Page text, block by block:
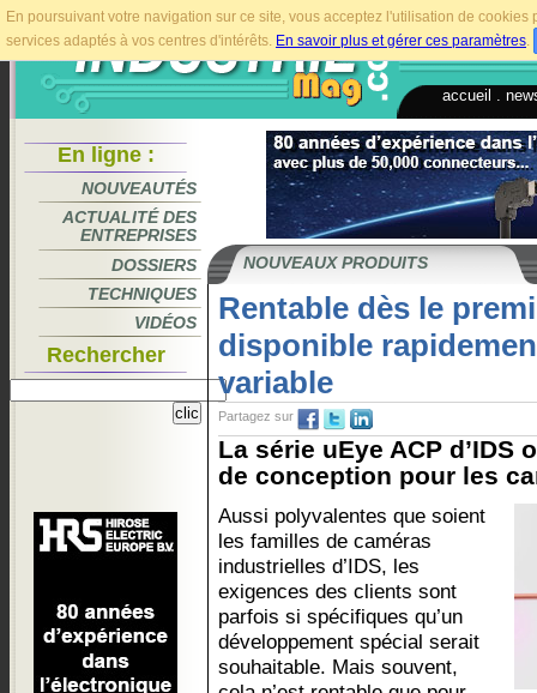
En poursuivant votre navigation sur ce site, vous acceptez l'utilisation de
services adaptés à vos centres d'intérêts. En savoir plus et gérer ces paramètres.
accueil
En ligne :
NOUVEAUTÉS
ACTUALITÉ DES
ENTREPRISES
DOSSIERS
TECHNIQUES
VIDÉOS
Rechercher
NOUVEAUX PRODUITS
Rentable dès le
disponible
variable
Partagez sur
La série uEye ACP d’IDS
de conception pour les
Aussi polyvalentes que soient
les familles de caméras
industrielles d’IDS, les
exigences des clients sont
parfois si spécifiques qu’un
développement spécial serait
souhaitable. Mais souvent,